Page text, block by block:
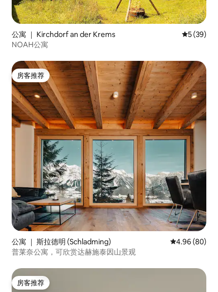
公寓 ｜ Kirchdorf an der Krems 平均评分
5 (39)
NOAH公寓
房客推荐
房客推荐
公寓 ｜ 斯拉德明 (Schladming) 平均评分 4.96
4.96 (80)
普莱奈公寓，可欣赏达赫施泰因山景观
房客推荐
房客推荐